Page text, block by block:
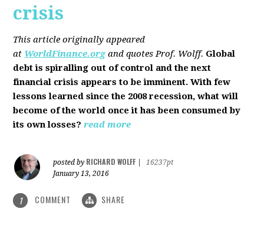
crisis
This article originally appeared
at WorldFinance.organd quotes Prof. Wolff. Global
debt is spiralling out of control and the next
financial crisis appears to be imminent. With few
lessons learned since the 2008 recession, what will
become of the world once it has been consumed by
its own losses? read more
posted by RICHARD WOLFF
16237pt
January 13, 2016
1 COMMENT SHARE